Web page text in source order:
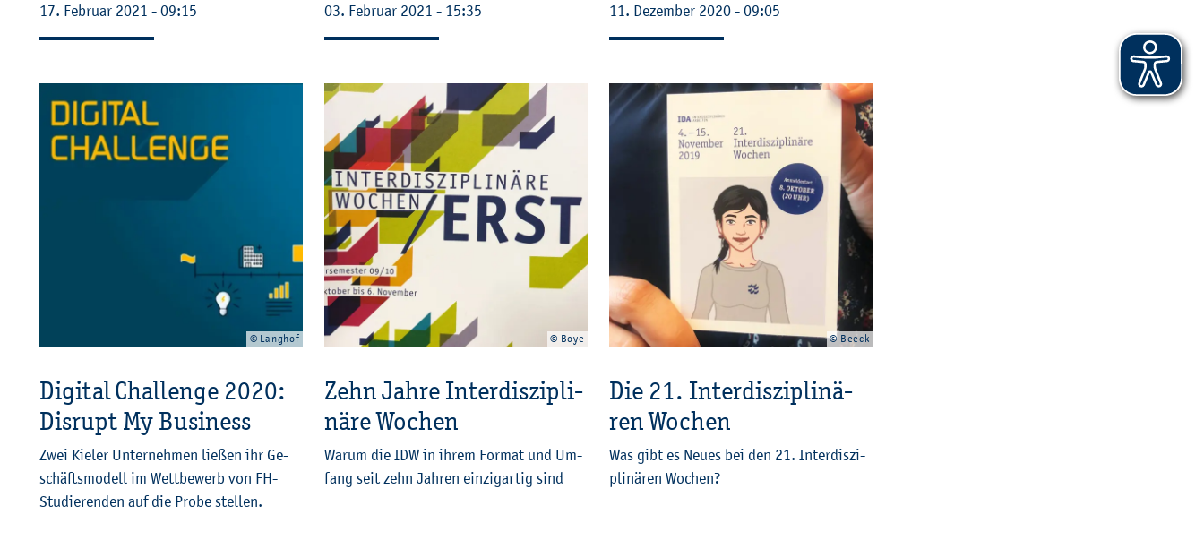
17. Fe­bru­ar 2021 - 09:15 03. Fe­bru­ar 2021 - 15:35 11. De­zem­ber 2020 - 09:05
© Lang­hof
Di­gi­tal Chal­len­ge 2020:
Dis­rupt My Busi­ness
Zwei Kie­ler Un­ter­neh­men lie­ßen ihr Ge­
schäfts­mo­dell im Wett­be­werb von FH-
Stu­die­ren­den auf die Probe stel­len.
© Boye
Zehn Jahre In­ter­dis­zi­pli­
nä­re Wo­chen
Warum die IDW in ihrem For­mat und Um­
fang seit zehn Jah­ren ein­zig­ar­tig sind
© Beeck
Die 21. In­ter­dis­zi­pli­nä­
ren Wo­chen
Was gibt es Neues bei den 21. In­ter­dis­zi­
pli­nä­ren Wo­chen?